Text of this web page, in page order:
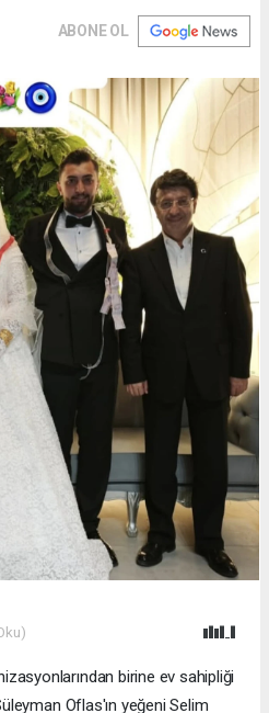
ABONE OL
birine ev sahipliği
Oflas'ın yeğeni Selim